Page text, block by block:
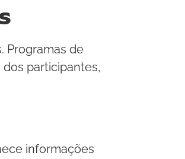
Programas de
participantes,
informações